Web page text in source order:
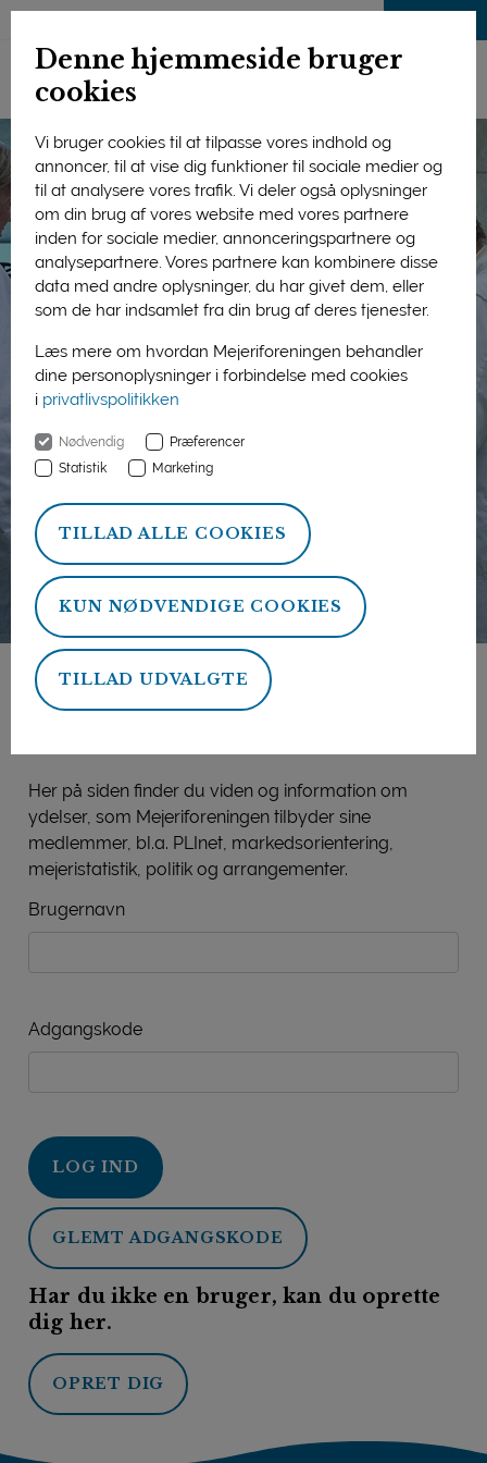
Denne hjemmeside bruger
cookies
Vi bruger cookies til at tilpasse vores indhold og
annoncer, til at vise dig funktioner til sociale medier og
til at analysere vores trafik. Vi deler også oplysninger
om din brug af vores website med vores partnere
inden for sociale medier, annonceringspartnere og
analysepartnere. Vores partnere kan kombinere disse
data med andre oplysninger, du har givet dem, eller
som de har indsamlet fra din brug af deres tjenester.
Læs mere om hvordan Mejeriforeningen behandler
dine personoplysninger i forbindelse med cookies
i privatlivspolitikken
Nødvendig
Præferencer
Statistik
Marketing
TILLAD ALLE COOKIES
KUN NØDVENDIGE COOKIES
TILLAD UDVALGTE
Mejeriforeningens
Her på siden finder du viden og information om
ydelser, som Mejeriforeningen tilbyder sine
medlemmer, bl.a. PLInet, markedsorientering,
mejeristatistik, politik og arrangementer.
Brugernavn
Adgangskode
LOG IND
GLEMT ADGANGSKODE
Har du ikke en bruger, kan du oprette
dig her.
OPRET DIG